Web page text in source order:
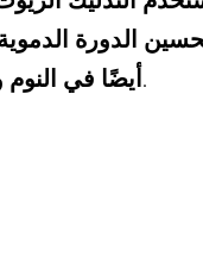
الدورة
أيضًا في النوم والقلق والاكتئاب والهضم والتعب.